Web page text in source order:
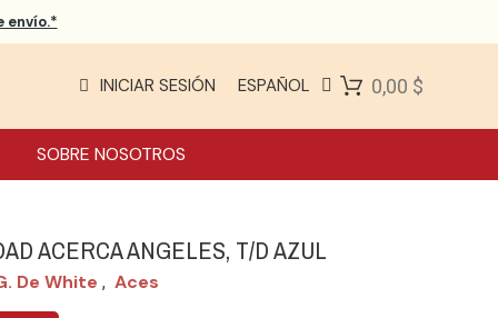
envío.*
INICIAR SESIÓN ESPAÑOL 0,00 $
SOBRE NOSOTROS
ACERCA ANGELES, T/D AZUL
De White , Aces